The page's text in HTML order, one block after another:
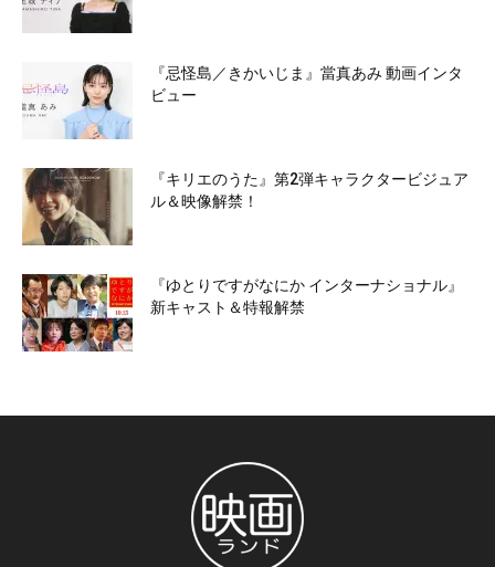
『忌怪島／きかいじま』當真あみ 動画インタ
ビュー
『キリエのうた』第2弾キャラクタービジュア
ル＆映像解禁！
『ゆとりですがなにか インターナショナル』
新キャスト＆特報解禁